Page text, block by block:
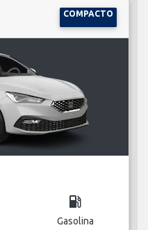
COMPACTO
local_gas_station
Gasolina